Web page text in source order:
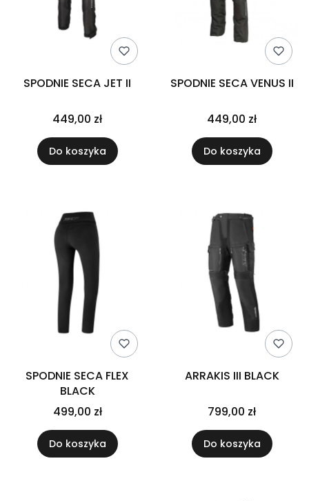
SPODNIE SECA JET II
449,00 zł
Do koszyka
SPODNIE SECA VENUS II
449,00 zł
Do koszyka
SPODNIE SECA FLEX
BLACK
499,00 zł
Do koszyka
ARRAKIS III BLACK
799,00 zł
Do koszyka